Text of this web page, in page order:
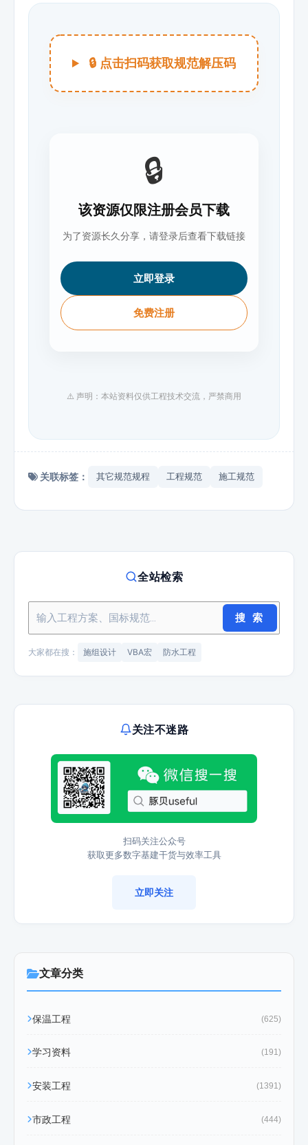
🔒 点击扫码获取规范解压码
🔒
该资源仅限注册会员下载
为了资源长久分享，请登录后查看下载链接
立即登录
免费注册
⚠️ 声明：本站资料仅供工程技术交流，严禁商用
关联标签： 其它规范规程 工程规范 施工规范
全站检索
搜 索
大家都在搜： 施组设计 VBA宏 防水工程
关注不迷路
扫码关注公众号
获取更多数字基建干货与效率工具
立即关注
文章分类
保温工程 (625)
学习资料 (191)
安装工程 (1391)
市政工程 (444)